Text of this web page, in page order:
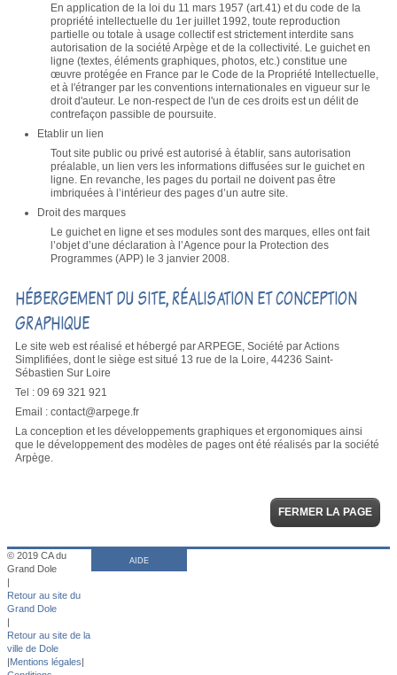
En application de la loi du 11 mars 1957 (art.41) et du code de la
propriété intellectuelle du 1er juillet 1992, toute reproduction
partielle ou totale à usage collectif est strictement interdite sans
autorisation de la société Arpège et de la collectivité. Le guichet en
ligne (textes, éléments graphiques, photos, etc.) constitue une
œuvre protégée en France par le Code de la Propriété Intellectuelle,
et à l'étranger par les conventions internationales en vigueur sur le
droit d'auteur. Le non-respect de l'un de ces droits est un délit de
contrefaçon passible de poursuite.
Etablir un lien
Tout site public ou privé est autorisé à établir, sans autorisation
préalable, un lien vers les informations diffusées sur le guichet en
ligne. En revanche, les pages du portail ne doivent pas être
imbriquées à l’intérieur des pages d’un autre site.
Droit des marques
Le guichet en ligne et ses modules sont des marques, elles ont fait
l’objet d’une déclaration à l’Agence pour la Protection des
Programmes (APP) le 3 janvier 2008.
HÉBERGEMENT DU SITE, RÉALISATION ET CONCEPTION
GRAPHIQUE
Le site web est réalisé et hébergé par ARPEGE, Société par Actions
Simplifiées, dont le siège est situé 13 rue de la Loire, 44236 Saint-
Sébastien Sur Loire
Tel : 09 69 321 921
Email : contact@arpege.fr
La conception et les développements graphiques et ergonomiques ainsi
que le développement des modèles de pages ont été réalisés par la société
Arpège.
FERMER LA PAGE
© 2019 CA du
Grand Dole
|
Retour au site du
Grand Dole
|
Retour au site de la
ville de Dole
|Mentions légales|
AIDE